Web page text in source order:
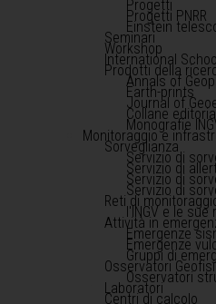
Progetti
Progetti PNRR
Einstein
Seminari
Workshop
International
Prodotti della
Annals of
Earth-prints
Journal of
Collane
Monografie
Monitoraggio e
Sorveglianza
Servizio di
Servizio di
Servizio di
Servizio di
Reti di
l'INGV e le sue
Attività in
Emergenze
Emergenze
Gruppi di
Osservatori
Osservatori
Laboratori
Centri di calcolo